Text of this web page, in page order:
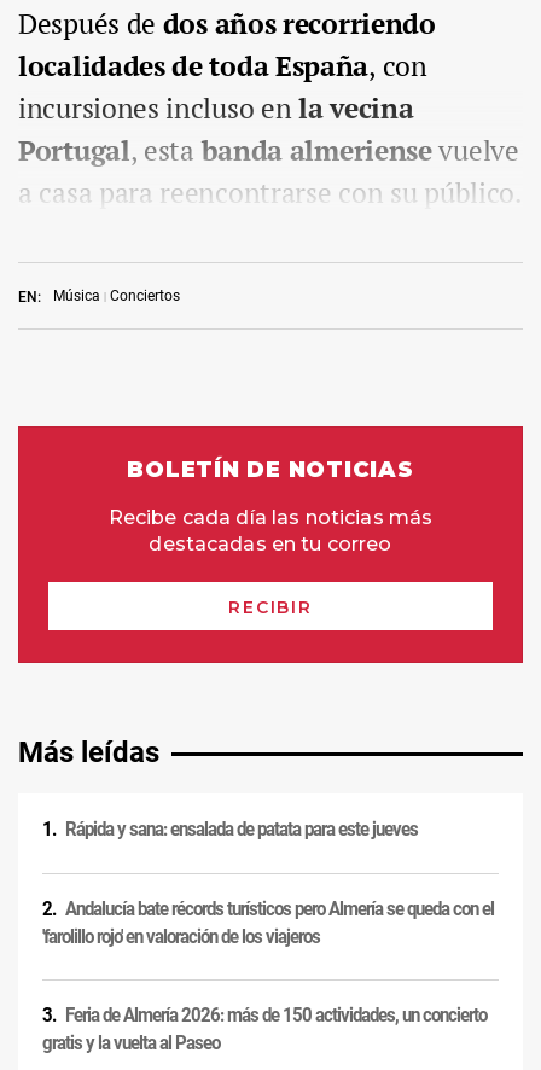
EN: Música Conciertos
Después de dos años recorriendo
localidades de toda España, con
incursiones incluso enla vecina
Portugal, estabanda almeriensevuelve
a casa para reencontrarse con su público.
Más leídas
Rápida y sana: ensalada de patata para este jueves
Andalucía bate récords turísticos pero Almería se queda con el
'farolillo rojo' en valoración de los viajeros
Feria de Almería 2026: más de 150 actividades, un concierto
gratis y la vuelta al Paseo